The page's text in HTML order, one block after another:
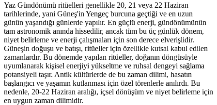
Yaz Gündönümü ritüelleri genellikle 20, 21 veya 22 Haziran
tarihlerinde, yani Güneş'in Yengeç burcuna geçtiği ve en uzun
günün yaşandığı günlerde yapılır. En güçlü enerji, gündönümünün
tam astronomik anında hissedilir, ancak tüm bu üç günlük dönem,
niyet belirleme ve enerji çalışmaları için son derece elverişlidir.
Güneşin doğuşu ve batışı, ritüeller için özellikle kutsal kabul edilen
zamanlardır. Bu dönemde yapılan ritüeller, doğanın döngüsüyle
uyumlanarak kişisel enerjiyi yükseltme ve ruhsal dengeyi sağlama
potansiyeli taşır. Antik kültürlerde de bu zaman dilimi, hasatın
başlangıcı ve yaşamın kutlanması için özel törenlerle anılırdı. Bu
nedenle, 20-22 Haziran aralığı, içsel dönüşüm ve niyet belirleme için
en uygun zaman dilimidir.